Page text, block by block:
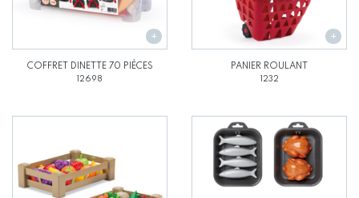
COFFRET DINETTE 70 PIÈCES
12698
PANIER ROULANT
1232